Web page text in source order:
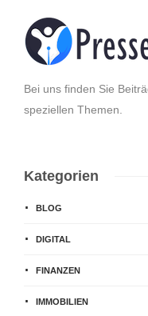
Bei uns finden Sie
speziellen Themen.
Kategorien
BLOG
DIGITAL
FINANZEN
IMMOBILIEN